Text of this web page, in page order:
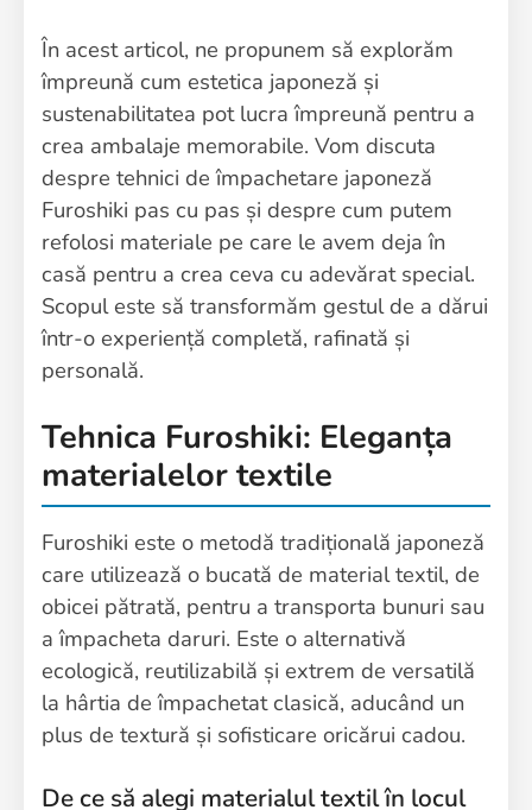
În acest articol, ne propunem să explorăm
împreună cum estetica japoneză și
sustenabilitatea pot lucra împreună pentru a
crea ambalaje memorabile. Vom discuta
despre tehnici de împachetare japoneză
Furoshiki pas cu pas și despre cum putem
refolosi materiale pe care le avem deja în
casă pentru a crea ceva cu adevărat special.
Scopul este să transformăm gestul de a dărui
într-o experiență completă, rafinată și
personală.
Tehnica Furoshiki: Eleganța
materialelor textile
Furoshiki este o metodă tradițională japoneză
care utilizează o bucată de material textil, de
obicei pătrată, pentru a transporta bunuri sau
a împacheta daruri. Este o alternativă
ecologică, reutilizabilă și extrem de versatilă
la hârtia de împachetat clasică, aducând un
plus de textură și sofisticare oricărui cadou.
De ce să alegi materialul textil în locul